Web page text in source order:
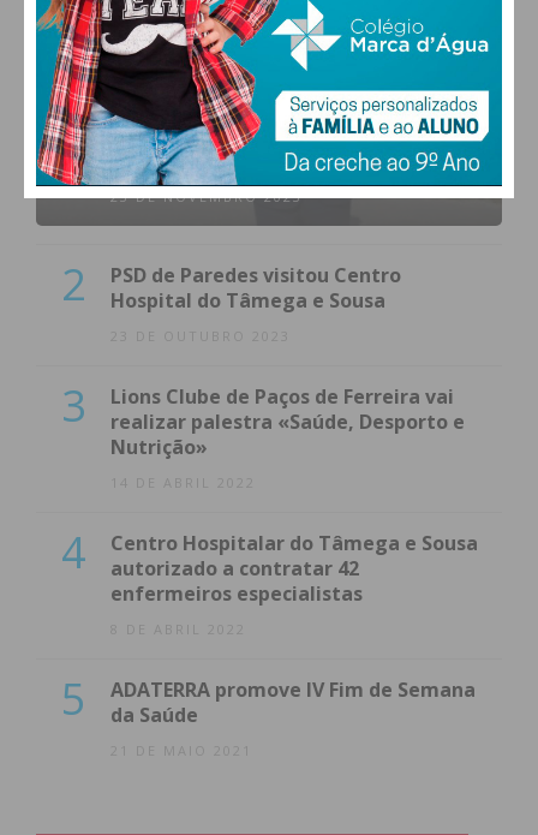
1
(VÍDEO) Carlos Alberto Silva vê
Unidade Local de Saúde como uma
oportunidade
23 DE NOVEMBRO 2023
2
PSD de Paredes visitou Centro
Hospital do Tâmega e Sousa
23 DE OUTUBRO 2023
3
Lions Clube de Paços de Ferreira vai
realizar palestra «Saúde, Desporto e
Nutrição»
14 DE ABRIL 2022
4
Centro Hospitalar do Tâmega e Sousa
autorizado a contratar 42
enfermeiros especialistas
8 DE ABRIL 2022
5
ADATERRA promove IV Fim de Semana
da Saúde
21 DE MAIO 2021